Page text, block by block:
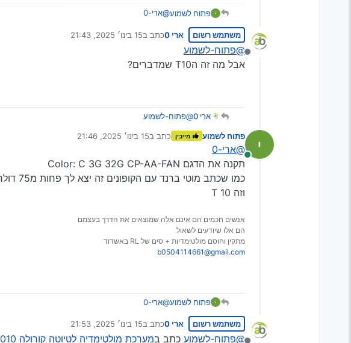
פתוח לשמוע@ארי-0
עכ"פזההכי זול לבנתיים
Spoiler
מנותק
משתמש רשום ארי 0 כתב ב15 בינו׳ 2025, 21:43
נערך לאחרונה על ידי
@פתוח-לשמוע
אבל מה זה הT10 שמדברים?
ארי 0 @פתוח-לשמוע
מחובר
פתוח לשמוע מייבין כתב ב15 בינו׳ 2025, 21:46
נערך לאחרונה על ידי
@ארי-0
תקנה את הדגם Color: C 3G 32G CP-AA-FAN
כמו שכתב מוטי ברנד עם הקופונים זה יצא לך פחות מ75 דולר שזה רף המס
וזה T 10
אנשים חכמים הם אינם אלה שמוצאים את הדרך בעצמם
הם אלו שיודעים לשאול
מתקין וחוסם מולטימדיות + סים של RL באשדוד
b0504114661@gmail.com
פתוח לשמוע@ארי-0
כמו שכתב מוטי ברנד עם הקופונים זה יצא לך פחות מ75 דולר שזה רף המס
וזה T 10
משתמש רשום ארי 0 כתב ב15 בינו׳ 2025, 21:53
נערך לאחרונה על ידי
@פתוח-לשמוע כתב במערכת מולטימדיה לטיוטה קורולה 2010